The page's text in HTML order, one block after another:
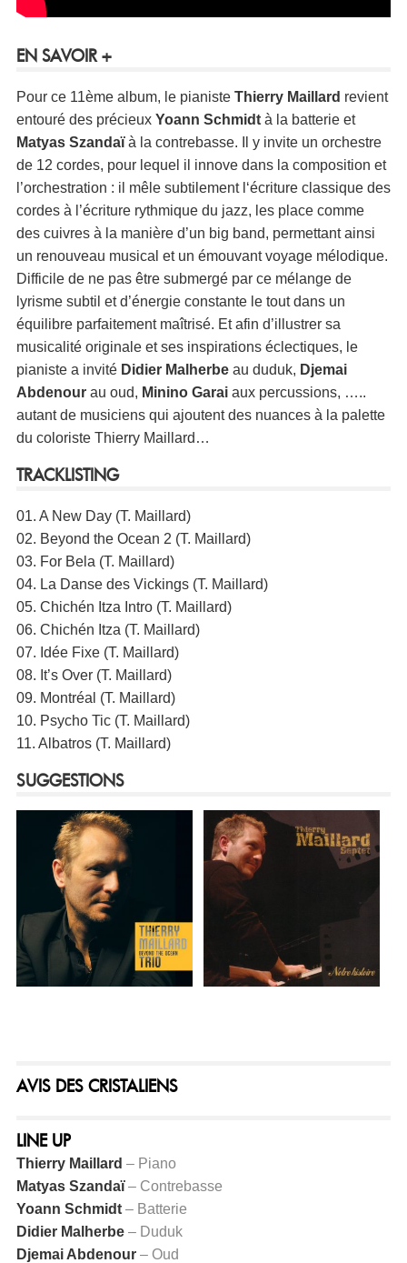
EN SAVOIR +
Pour ce 11ème album, le pianiste Thierry Maillard revient
entouré des précieux Yoann Schmidtà la batterie et
Matyas Szandaïà la contrebasse. Il y invite un orchestre
de 12 cordes, pour lequel il innove dans la composition et
l’orchestration : il mêle subtilement l‘écriture classique des
cordes à l’écriture rythmique du jazz, les place comme
des cuivres à la manière d’un big band, permettant ainsi
un renouveau musical et un émouvant voyage mélodique.
Difficile de ne pas être submergé par ce mélange de
lyrisme subtil et d’énergie constante le tout dans un
équilibre parfaitement maîtrisé. Et afin d’illustrer sa
musicalité originale et ses inspirations éclectiques, le
pianiste a invité Didier Malherbeau duduk, Djemai
Abdenourau oud, Minino Garaiaux percussions, …..
autant de musiciens qui ajoutent des nuances à la palette
du coloriste Thierry Maillard…
TRACKLISTING
01. A New Day (T. Maillard)
02. Beyond the Ocean 2 (T. Maillard)
03. For Bela (T. Maillard)
04. La Danse des Vickings (T. Maillard)
05. Chichén Itza Intro (T. Maillard)
06. Chichén Itza (T. Maillard)
07. Idée Fixe (T. Maillard)
08. It’s Over (T. Maillard)
09. Montréal (T. Maillard)
10. Psycho Tic (T. Maillard)
11. Albatros (T. Maillard)
SUGGESTIONS
AVIS DES CRISTALIENS
LINE UP
Thierry Maillard – Piano
Matyas Szandaï– Contrebasse
Yoann Schmidt– Batterie
Didier Malherbe– Duduk
Djemai Abdenour– Oud